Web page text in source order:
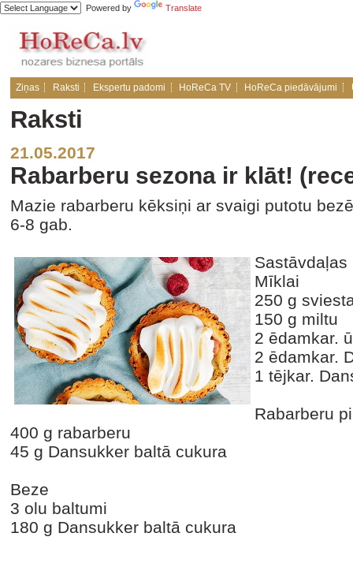
Powered by Translate
Ziņas Raksti Ekspertu padomi HoReCa TV HoReCa piedāvājumi
Raksti
21.05.2017
Rabarberu sezona ir klāt!
Mazie rabarberu kēksiņi ar svaigi putotu bezē
6-8 gab.
Sastāvdaļas
Mīklai
250 g
150 g miltu
2 ēdamkar.
2 ēdamkar.
1 tējkar.
Rabarberu
400 g rabarberu
45 g Dansukker baltā cukura
Beze
3 olu baltumi
180 g Dansukker baltā cukura